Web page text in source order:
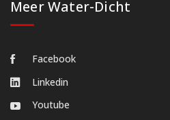
Meer Water-Dicht
Facebook
Linkedin
Youtube